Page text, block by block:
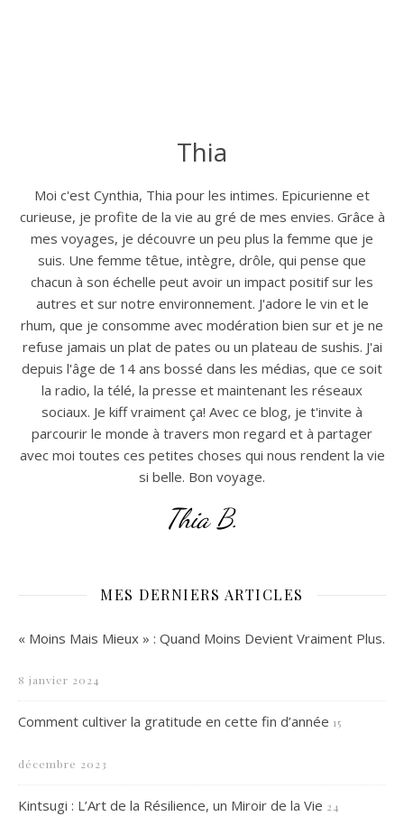
Thia
Moi c'est Cynthia, Thia pour les intimes. Epicurienne et
curieuse, je profite de la vie au gré de mes envies. Grâce à
mes voyages, je découvre un peu plus la femme que je
suis. Une femme têtue, intègre, drôle, qui pense que
chacun à son échelle peut avoir un impact positif sur les
autres et sur notre environnement. J'adore le vin et le
rhum, que je consomme avec modération bien sur et je ne
refuse jamais un plat de pates ou un plateau de sushis. J'ai
depuis l'âge de 14 ans bossé dans les médias, que ce soit
la radio, la télé, la presse et maintenant les réseaux
sociaux. Je kiff vraiment ça! Avec ce blog, je t'invite à
parcourir le monde à travers mon regard et à partager
avec moi toutes ces petites choses qui nous rendent la vie
si belle. Bon voyage.
Thia B.
MES DERNIERS ARTICLES
« Moins Mais Mieux » : Quand Moins Devient Vraiment Plus.
8 janvier 2024
Comment cultiver la gratitude en cette fin d’année 15
décembre 2023
Kintsugi : L’Art de la Résilience, un Miroir de la Vie 24